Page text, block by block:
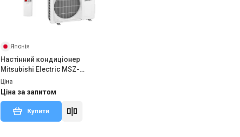
Японія
Настінний кондиціонер
Mitsubishi Electric MSZ-
HJ35VA/MUZ-HJ35VA
Ціна
Ціна за запитом
Купити